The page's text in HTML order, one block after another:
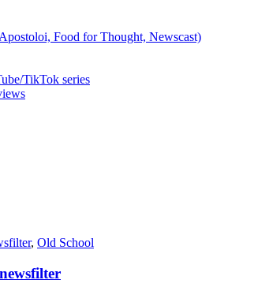
Food for Thought, Newscast)
TikTok series
, Old School